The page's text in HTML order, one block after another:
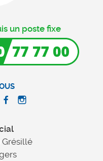
Grésillé
un poste fixe